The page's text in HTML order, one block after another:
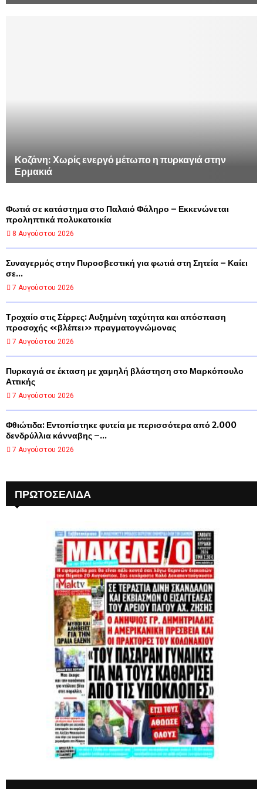
Κοζάνη: Χωρίς ενεργό μέτωπο η πυρκαγιά στην
Ερμακιά
Φωτιά σε κατάστημα στο Παλαιό Φάληρο – Εκκενώνεται
προληπτικά πολυκατοικία
8 Αυγούστου 2026
Συναγερμός στην Πυροσβεστική για φωτιά στη Σητεία – Καίει
σε...
7 Αυγούστου 2026
Τροχαίο στις Σέρρες: Αυξημένη ταχύτητα και απόσπαση
προσοχής «βλέπει» πραγματογνώμονας
7 Αυγούστου 2026
Πυρκαγιά σε έκταση με χαμηλή βλάστηση στο Μαρκόπουλο
Αττικής
7 Αυγούστου 2026
Φθιώτιδα: Εντοπίστηκε φυτεία με περισσότερα από 2.000
δενδρύλλια κάνναβης –...
7 Αυγούστου 2026
ΠΡΩΤΟΣΈΛΙΔΑ